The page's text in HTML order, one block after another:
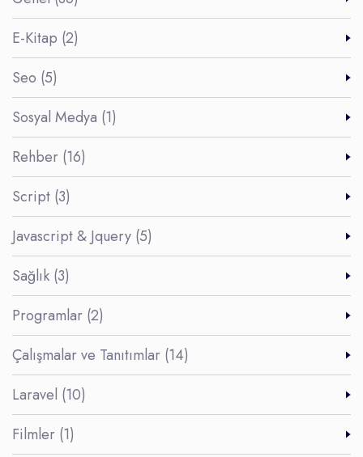
E-Kitap (2)
Seo (5)
Sosyal Medya (1)
Rehber (16)
Script (3)
Javascript & Jquery (5)
Sağlık (3)
Programlar (2)
Çalışmalar ve Tanıtımlar (14)
Laravel (10)
Filmler (1)